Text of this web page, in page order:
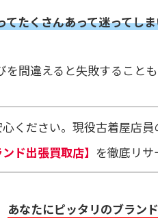
てたくさんあって迷ってし
を間違えると失敗することも
心ください。現役古着屋店
ド出張買取店】 を徹底リサ
あなたにピッタリのブラン